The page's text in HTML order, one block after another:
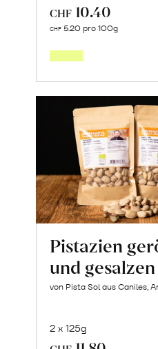
CHF 10.40
CHF 5.20 pro 100g
Pistazien
und gesalzen
von Pista Sol aus Caniles,
2 x 125g